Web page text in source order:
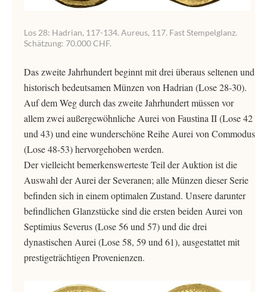
Los 28: Hadrian, 117-134. Aureus, 117. Fast Stempelglanz.
Schätzung: 70.000 CHF.
Das zweite Jahrhundert beginnt mit drei überaus seltenen und
historisch bedeutsamen Münzen von Hadrian (Lose 28-30).
Auf dem Weg durch das zweite Jahrhundert müssen vor
allem zwei außergewöhnliche Aurei von Faustina II (Lose 42
und 43) und eine wunderschöne Reihe Aurei von Commodus
(Lose 48-53) hervorgehoben werden.
Der vielleicht bemerkenswerteste Teil der Auktion ist die
Auswahl der Aurei der Severanen; alle Münzen dieser Serie
befinden sich in einem optimalen Zustand. Unsere darunter
befindlichen Glanzstücke sind die ersten beiden Aurei von
Septimius Severus (Lose 56 und 57) und die drei
dynastischen Aurei (Lose 58, 59 und 61), ausgestattet mit
prestigeträchtigen Provenienzen.